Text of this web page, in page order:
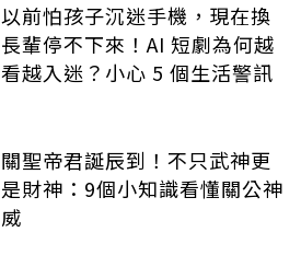
以前怕孩子沉迷手機，現在換
長輩停不下來！AI 短劇為何越
看越入迷？小心 5 個生活警訊
關聖帝君誕辰到！不只武神更
是財神：9個小知識看懂關公神
威